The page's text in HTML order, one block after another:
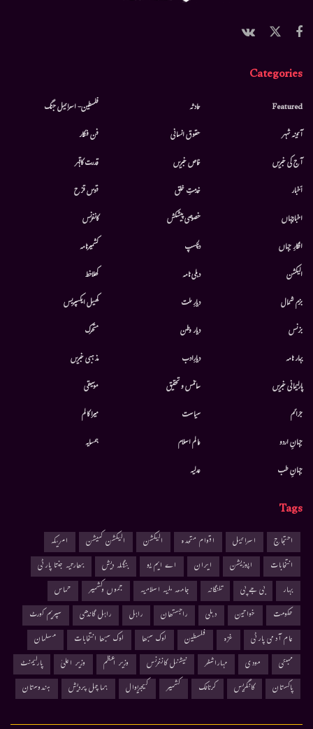
Categories
Featured
آئینہ شہر
آج کی خبریں
أخبار
اخبارجہاں
افکارِ جہاں
الیکشن
بزم شمال
بزنس
بہار نامہ
پارلیمانی خبریں
جرائم
جہانِ اردو
جہانِ طب
حادثہ
حقوق انسانی
خاص خبریں
خدمتِ خلق
خصوصی پیشکش
دلچسپ
دہلی نامہ
دیارِ ملت
دیار وطن
دیارِادب
سائنس و تحقیق
سیاست
عالم اسلام
عدلیہ
فلسطین- اسرائیل جنگ
فن فنکار
قدرت کاقہر
قوس قزح
کانفرنس
کشمیرنامہ
کھلاخط
کھیل ایکسپریس
متحرك
مذہبی خبریں
موسيقى
میرا کالم
ہمسایہ
Tags
احتجاج اسرائیل اقوام متحدہ الیکشن الیکشن کمیشن
امریکہ
انتخابات
اپوزیشن ایران اے ایم یو بنگلہ دیش
بھارتیہ جنتا پارٹی
بہار
بی جے پی تلنگانہ جامعہ ملیہ اسلامیہ جموں وکشمیر
حماس
حکومت
خواتین دہلی راجستھان راہل راہل گاندھی
سپریم کورٹ
عام آدمی پارٹی
غزہ فلسطین لوک سبھا لوک سبھا انتخابات
مسلمان
ممبئی
مودی مہاراشٹر نیشنل کانفرنس وزیر اعظم وزیر اعلیٰ
پارلیمنٹ
پاکستان
کانگریس کرناٹک کشمیر کیجریوال ہماچل پردیش ہندوستان